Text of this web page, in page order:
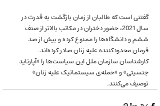
گفتنی است که طالبان از زمان بازگشت به قدرت در
سال 2021، حضور دختران در مکاتب بالاتر از صنف
ششم و دانشگاه‌ها را ممنوع کرده و بیش از صد
فرمان محدودکننده علیه زنان صادر کرده‌اند.
کارشناسان سازمان ملل این سیاست‌ها را «آپارتاید
جنسیتی» و «حمله‌ی سیستماتیک علیه زنان»
توصیف می‌کنند.